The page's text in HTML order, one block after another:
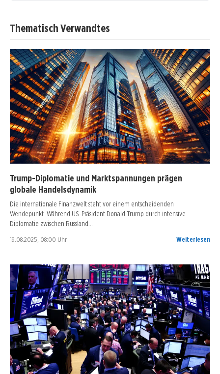
Thematisch Verwandtes
Trump-Diplomatie und Marktspannungen prägen
globale Handelsdynamik
Die internationale Finanzwelt steht vor einem entscheidenden
Wendepunkt. Während US-Präsident Donald Trump durch intensive
Diplomatie zwischen Russland…
19.08.2025, 08:00 Uhr Weiterlesen